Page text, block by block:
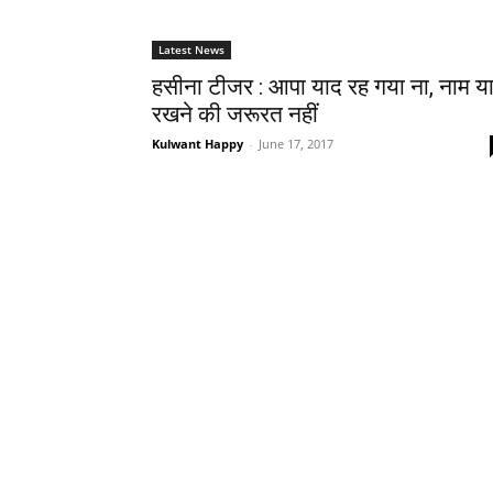
Latest News
हसीना टीजर : आपा याद रह गया ना, नाम
रखने की जरूरत नहीं
Kulwant Happy - June 17, 2017